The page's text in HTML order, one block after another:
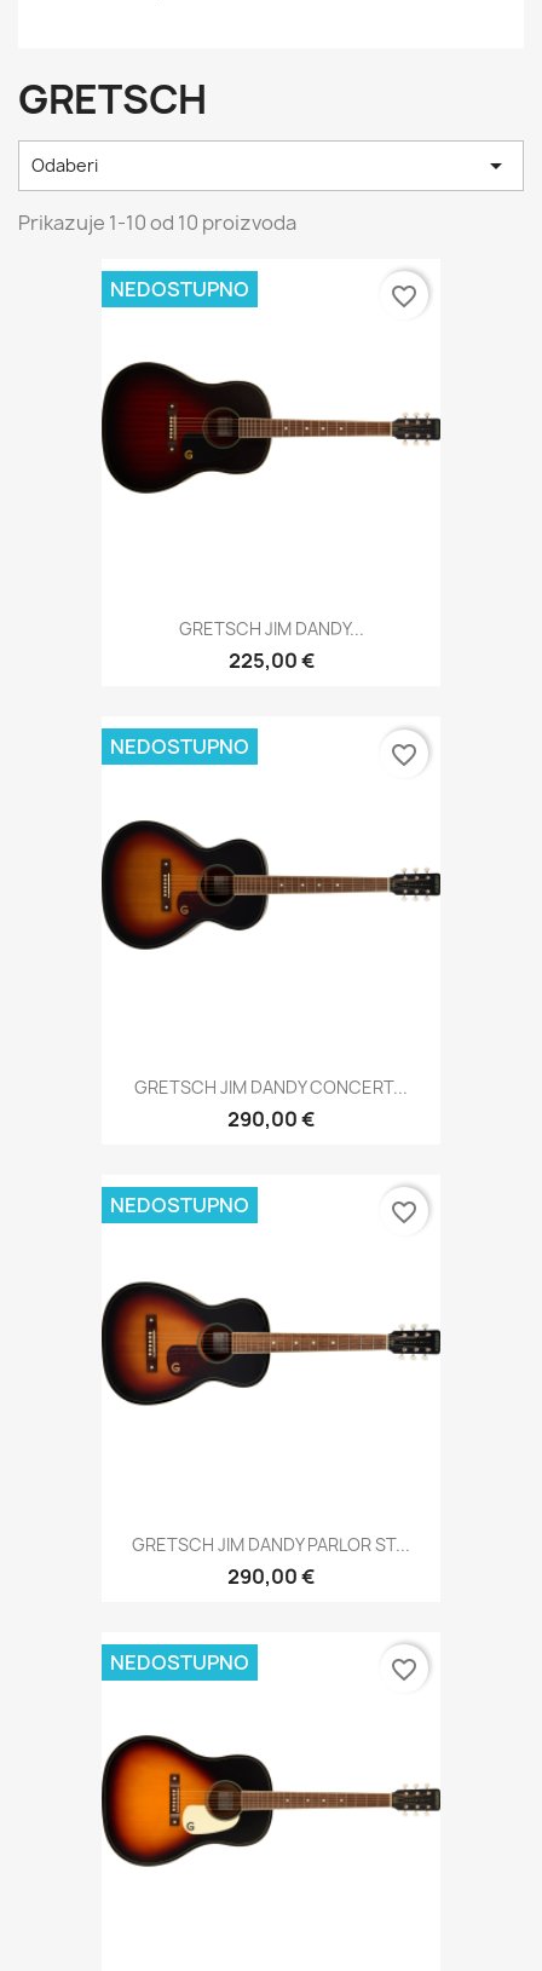
GRETSCH
Odaberi 
Prikazuje 1-10 od 10 proizvoda
GRETSCH JIM DANDY...
225,00 €
NEDOSTUPNO favorite_border
GRETSCH JIM DANDY CONCERT...
290,00 €
NEDOSTUPNO favorite_border
GRETSCH JIM DANDY PARLOR ST...
290,00 €
NEDOSTUPNO favorite_border
NEDOSTUPNO favorite_border